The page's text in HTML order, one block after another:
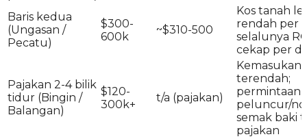
Baris kedua
(Ungasan /
Pecatu)
$300-
600k
~$310-500
Kos tanah
rendah per
selalunya
cekap per
Pajakan 2-4 bilik
tidur (Bingin /
Balangan)
$120-
300k+
t/a (pajakan)
Kemasukan
terendah;
permintaan
peluncur/
semak baki
pajakan